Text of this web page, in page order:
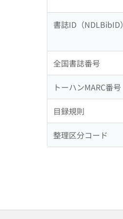
書誌ID（NDLBibID）
全国書誌番号
トーハンMARC番号
目録規則
整理区分コード